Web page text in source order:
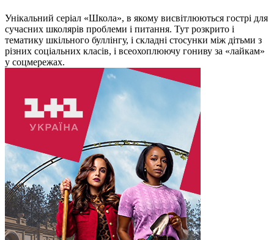
Унікальний серіал «Школа», в якому висвітлюються гострі для
сучасних школярів проблеми і питання. Тут розкрито і
тематику шкільного буллінгу, і складні стосунки між дітьми з
різних соціальних класів, і всеохоплюючу гониву за «лайкам»
у соцмережах.